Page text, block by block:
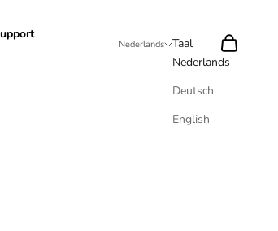
Nederlands
Taal
Nederlands
Deutsch
English
Zoeken